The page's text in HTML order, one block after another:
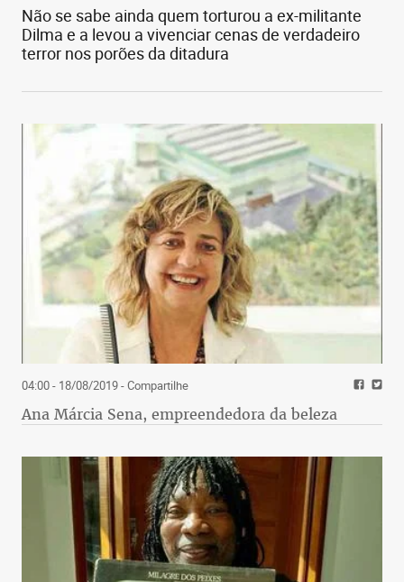
Não se sabe ainda quem torturou a ex-militante
Dilma e a levou a vivenciar cenas de verdadeiro
terror nos porões da ditadura
04:00 - 18/08/2019- Compartilhe
Ana Márcia Sena, empreendedora da beleza